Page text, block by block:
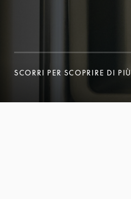
SCORRI PER SCOPRIRE DI PIÙ